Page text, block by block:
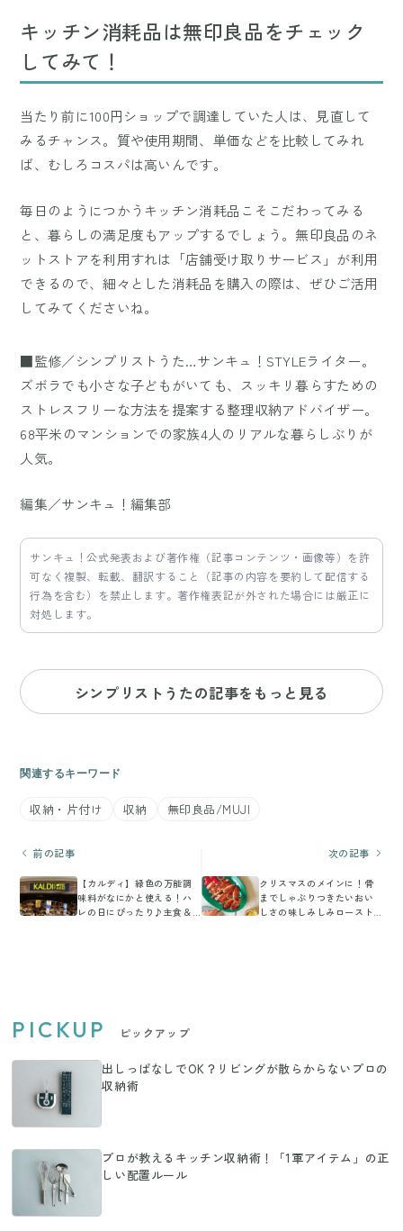
キッチン消耗品は無印良品をチェック
してみて！
当たり前に100円ショップで調達していた人は、見直して
みるチャンス。質や使用期間、単価などを比較してみれ
ば、むしろコスパは高いんです。
毎日のようにつかうキッチン消耗品こそこだわってみる
と、暮らしの満足度もアップするでしょう。無印良品のネ
ットストアを利用すれは「店舗受け取りサービス」が利用
できるので、細々とした消耗品を購入の際は、ぜひご活用
してみてくださいね。
■監修／シンプリストうた…サンキュ！STYLEライター。
ズボラでも小さな子どもがいても、スッキリ暮らすための
ストレスフリーな方法を提案する整理収納アドバイザー。
68平米のマンションでの家族4人のリアルな暮らしぶりが
人気。
編集／サンキュ！編集部
サンキュ！公式発表および著作権（記事コンテンツ・画像等）を許
可なく複製、転載、翻訳すること（記事の内容を要約して配信する
行為を含む）を禁止します。著作権表記が外された場合には厳正に
対処します。
シンプリストうたの記事をもっと見る
関連するキーワード
収納・片付け 収納 無印良品/MUJI
前の記事
【カルディ】緑色の万能調
味料がなにかと使える！ハ
レの日にぴったり♪主食＆
次の記事
クリスマスのメインに！骨
までしゃぶりつきたいおい
しさの味しみしみロースト
PICKUP ピックアップ
出しっぱなしでOK？リビングが散らからないプロの
収納術
プロが教えるキッチン収納術！「1軍アイテム」の正
しい配置ルール